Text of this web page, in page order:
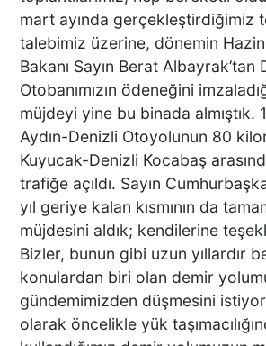
ALEYNA
ANNESİ
EDİLDİ
83 KAYITLI
HIRSIZ
TANIMADI
ESKİ
BAŞKANI
KURŞUN
mart ayında gerçekleştirdiğimiz
talebimiz üzerine, dönemin
Bakanı Sayın Berat Albayrak’tan
Otobanımızın ödeneğini
müjdeyi yine bu binada almıştık.
Aydın-Denizli Otoyolunun 80
Kuyucak-Denizli Kocabaş
trafiğe açıldı. Sayın
yıl geriye kalan kısmının da
müjdesini aldık; kendilerine
Bizler, bunun gibi uzun yıllardır
konulardan biri olan demir
gündemimizden düşmesini
olarak öncelikle yük